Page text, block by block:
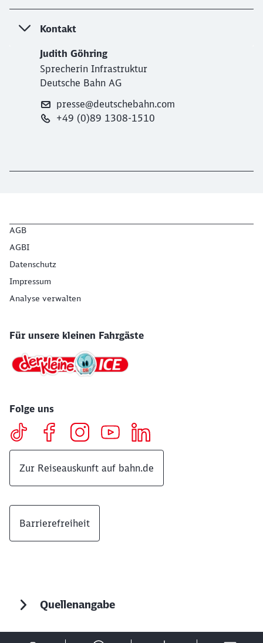
Kontakt
Judith Göhring
Sprecherin Infrastruktur
Deutsche Bahn AG
presse@deutschebahn.com
+49 (0)89 1308-1510
AGB
AGBI
Datenschutz
Impressum
Analyse verwalten
Für unsere kleinen Fahrgäste
Folge uns
Zur Reiseauskunft auf bahn.de
Barrierefreiheit
Quellenangabe